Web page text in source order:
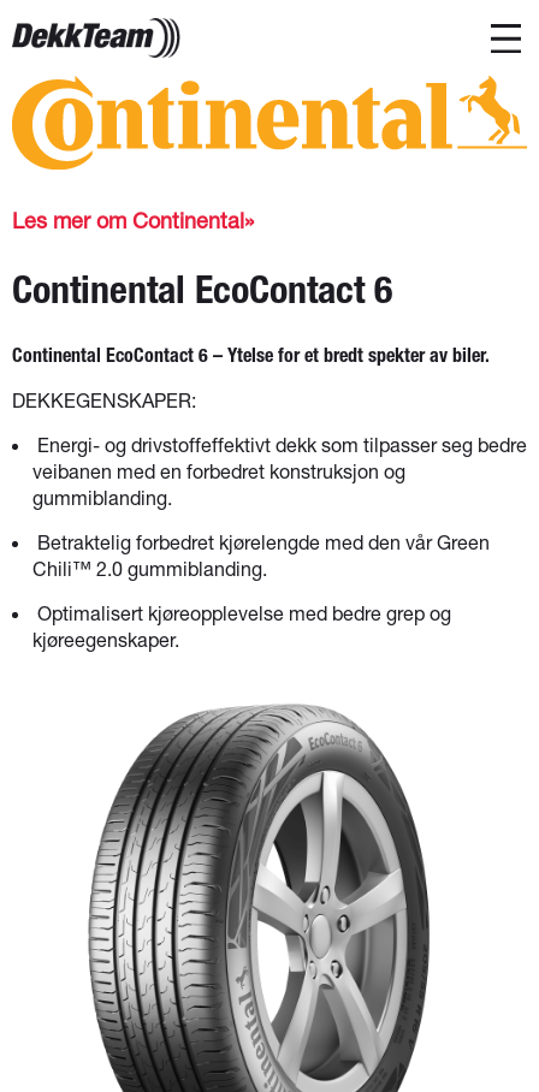
Les mer om Continental
Continental EcoContact 6
Continental EcoContact 6 – Ytelse for et bredt spekter av biler.
DEKKEGENSKAPER:
Energi- og drivstoffeffektivt dekk som tilpasser seg bedre
veibanen med en forbedret konstruksjon og
gummiblanding.
Betraktelig forbedret kjørelengde med den vår Green
Chili™ 2.0 gummiblanding.
Optimalisert kjøreopplevelse med bedre grep og
kjøreegenskaper.